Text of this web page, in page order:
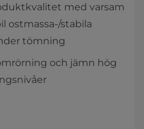
med varsam
ostmassa-/stabila
tömning
och jämn hög